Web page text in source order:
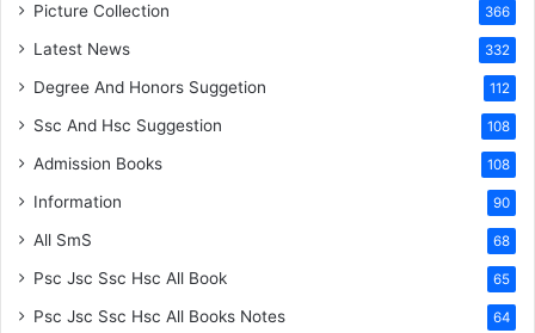
Picture Collection 366
Latest News 332
Degree And Honors Suggetion 112
Ssc And Hsc Suggestion 108
Admission Books 108
Information 90
All SmS 68
Psc Jsc Ssc Hsc All Book 65
Psc Jsc Ssc Hsc All Books Notes 64